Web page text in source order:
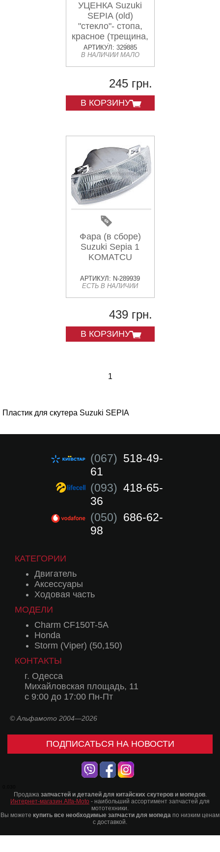
УЦЕНКА Suzuki
SEPIA (old)
"стекло"- стопа,
красное (трещина,
см.фото)
АРТИКУЛ: 329885
В НАЛИЧИИ МАЛО
245 грн.
В КОРЗИНУ
Фара (в сборе)
Suzuki Sepia 1
KOMATCU
АРТИКУЛ: N-289939
ЕСТЬ В НАЛИЧИИ
439 грн.
В КОРЗИНУ
1
Пластик для скутера Suzuki SEPIA
(067) 518-49-
61
(093) 418-65-
36
(050) 686-62-
98
КАТЕГОРИИ
Двигатель
Аксессуары
Ходовая часть
МОДЕЛИ
Charm CF150T-5A
Honda
Storm (Viper) (50,150)
КОНТАКТЫ
г. Одесса
Михайловская площадь, 11
с 9:00 до 17:00 Пн-Пт
© Альфамото 2004—2026
ПОДПИСАТЬСЯ НА НОВОСТИ
Продажа запчастей и деталей для китайских скутеров и мопедов.
Интернет-магазин Alfa-Moto - наибольший ассортимент запчастей для
мототехники.
Вы можете купить все необходимые запчасти для мопеда по низким ценам
с доставкой.